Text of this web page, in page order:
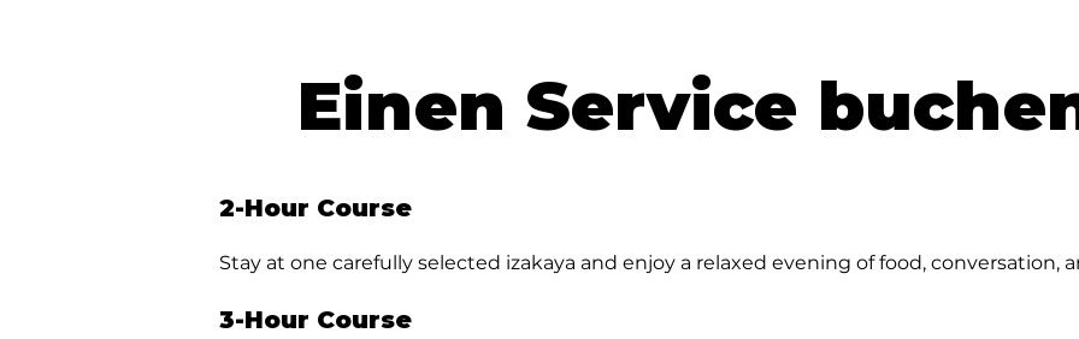
Einen Service
2-Hour Course
Stay at one carefully selected izakaya and enjoy a relaxed evening of food, conversation,
3-Hour Course